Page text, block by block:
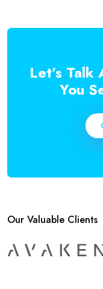
Let’s
You
Our Valuable Clients